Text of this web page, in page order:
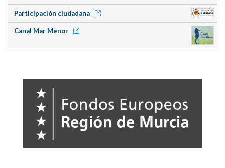
Participación ciudadana
Canal Mar Menor